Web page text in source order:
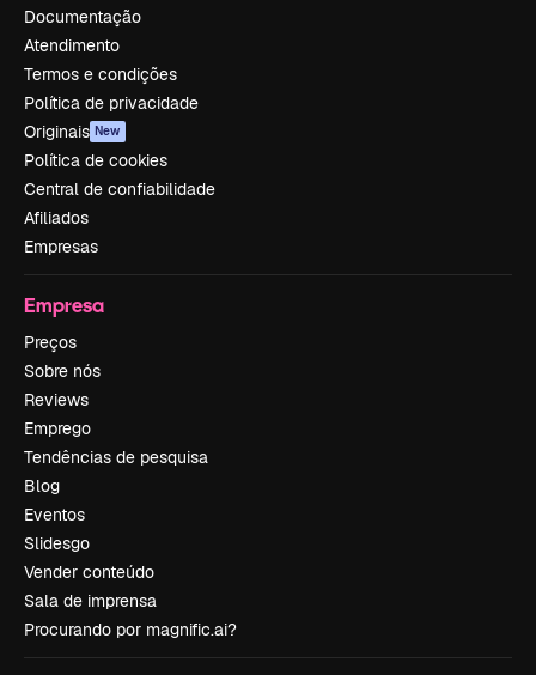
Documentação
Atendimento
Termos e condições
Política de privacidade
Originais New
Política de cookies
Central de confiabilidade
Afiliados
Empresas
Empresa
Preços
Sobre nós
Reviews
Emprego
Tendências de pesquisa
Blog
Eventos
Slidesgo
Vender conteúdo
Sala de imprensa
Procurando por magnific.ai?